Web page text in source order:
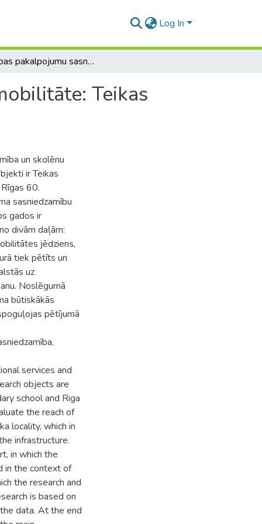
Log In
Izglītības pakalpojumu sasniedzamība un skolēnu mobilitāte: Teikas apkaimes piemērs
Teikas
un skolēnu
ir Teikas
60.
sasniedzamību
gados ir
divām daļām:
jēdziens,
tiek pētīts un
uz
Noslēgumā
būtiskākās
pētījumā
services and
objects are
school and Riga
the reach of
locality, which in
infrastructure.
in which the
in the context of
the research and
is based on
data. At the end